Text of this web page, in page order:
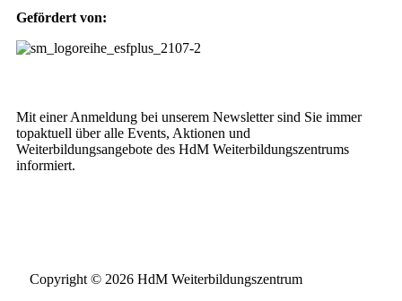
Gefördert von:
Mit einer Anmeldung bei unserem Newsletter sind Sie immer
topaktuell über alle Events, Aktionen und
Weiterbildungsangebote des HdM Weiterbildungszentrums
informiert.
Copyright © 2026 HdM Weiterbildungszentrum